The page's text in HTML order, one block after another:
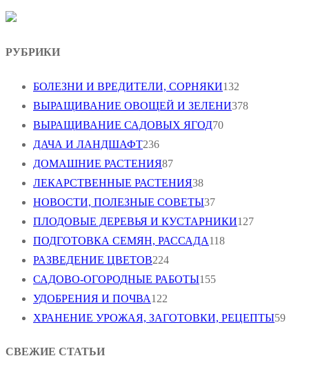
РУБРИКИ
БОЛЕЗНИ И ВРЕДИТЕЛИ, СОРНЯКИ132
ВЫРАЩИВАНИЕ ОВОЩЕЙ И ЗЕЛЕНИ378
ВЫРАЩИВАНИЕ САДОВЫХ ЯГОД70
ДАЧА И ЛАНДШАФТ236
ДОМАШНИЕ РАСТЕНИЯ87
ЛЕКАРСТВЕННЫЕ РАСТЕНИЯ38
НОВОСТИ, ПОЛЕЗНЫЕ СОВЕТЫ37
ПЛОДОВЫЕ ДЕРЕВЬЯ И КУСТАРНИКИ127
ПОДГОТОВКА СЕМЯН, РАССАДА118
РАЗВЕДЕНИЕ ЦВЕТОВ224
САДОВО-ОГОРОДНЫЕ РАБОТЫ155
УДОБРЕНИЯ И ПОЧВА122
ХРАНЕНИЕ УРОЖАЯ, ЗАГОТОВКИ, РЕЦЕПТЫ59
СВЕЖИЕ СТАТЬИ